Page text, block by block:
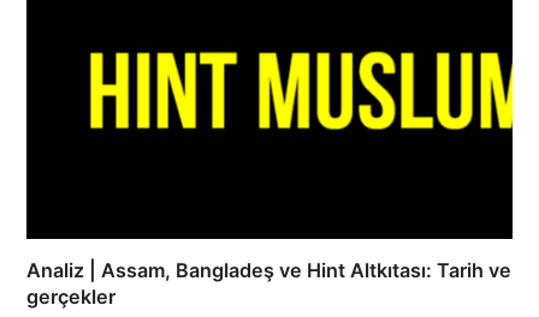
Analiz | Assam, Bangladeş ve Hint Altkıtası: Tarih ve
gerçekler